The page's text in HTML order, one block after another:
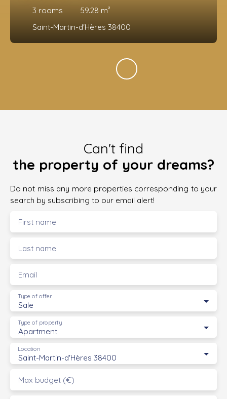
3 rooms 59.28 m²
Saint-Martin-d'Hères 38400
Can't find
the property of your dreams?
Do not miss any more properties corresponding to your
search by subscribing to our email alert!
First name
Last name
Email
Sale
Type of offer
Apartment
Type of property
Saint-Martin-d'Hères 38400
Location
Max budget (€)